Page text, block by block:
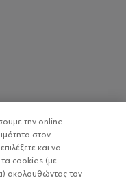
ΑΠΟΔΟΣΗ ΚΑΙ ΟΙ
ΤΙΣ
την online
στον
και να
τα cookies (με
ακολουθώντας τον